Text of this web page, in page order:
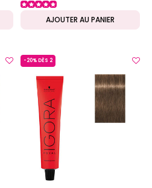
AJOUTER AU PANIER
-20% DÈS 2